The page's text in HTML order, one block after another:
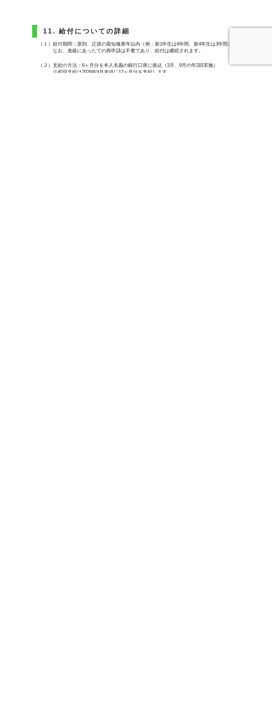
11. 給付についての詳細
（１）給付期間：原則、正規の最短修業年以内（例：新1年生は6年間、新4年生は3年間）。
なお、進級にあったての再申請は不要であり、給付は継続されます。
（２）支給の方法：6ヶ月分を本人名義の銀行口座に振込（3月、9月の年2回実施）
※初回支給は2026年9月末頃に12ヶ月分を支給します。